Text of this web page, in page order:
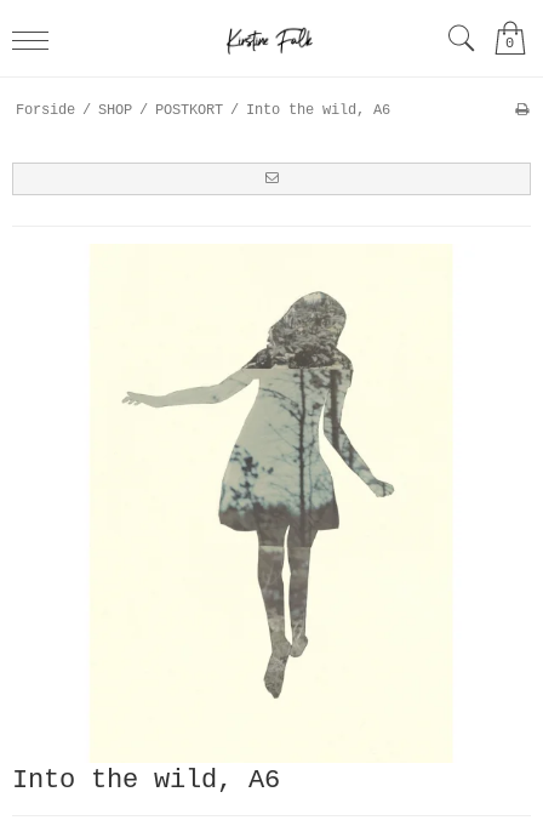
0
Forside / SHOP / POSTKORT / Into the wild, A6
Into the wild, A6